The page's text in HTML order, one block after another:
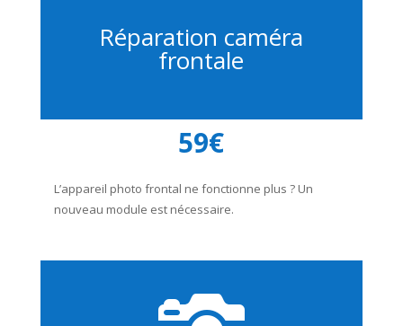
Réparation caméra
frontale
59€
L’appareil photo frontal ne fonctionne plus ? Un
nouveau module est nécessaire.